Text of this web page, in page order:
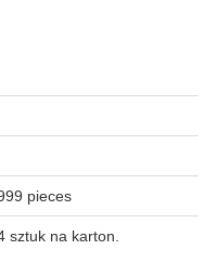
pieces
sztuk na karton.